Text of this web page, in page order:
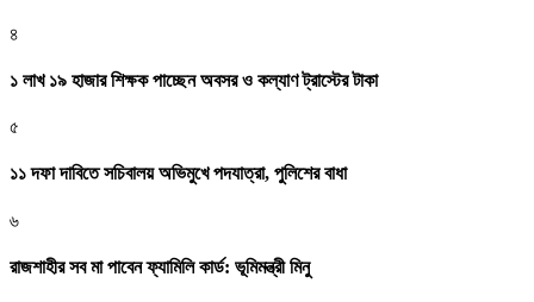
৪
১ লাখ ১৯ হাজার শিক্ষক পাচ্ছেন অবসর ও কল্যাণ ট্রাস্টের টাকা
৫
১১ দফা দাবিতে সচিবালয় অভিমুখে পদযাত্রা, পুলিশের বাধা
৬
রাজশাহীর সব মা পাবেন ফ্যামিলি কার্ড: ভূমিমন্ত্রী মিনু